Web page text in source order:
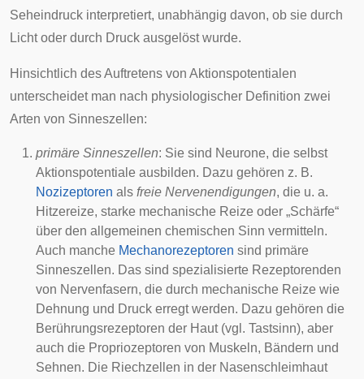
Seheindruck interpretiert, unabhängig davon, ob sie durch
Licht oder durch Druck ausgelöst wurde.
Hinsichtlich des Auftretens von Aktionspotentialen
unterscheidet man nach physiologischer Definition zwei
Arten von Sinneszellen:
primäre Sinneszellen: Sie sind Neurone, die selbst
Aktionspotentiale ausbilden. Dazu gehören z. B.
Nozizeptoren als freie Nervenendigungen, die u. a.
Hitzereize, starke mechanische Reize oder „Schärfe“
über den allgemeinen chemischen Sinn vermitteln.
Auch manche Mechanorezeptoren sind primäre
Sinneszellen. Das sind spezialisierte Rezeptorenden
von Nervenfasern, die durch mechanische Reize wie
Dehnung und Druck erregt werden. Dazu gehören die
Berührungsrezeptoren der Haut(vgl. Tastsinn), aber
auch die Propriozeptoren von Muskeln, Bändern und
Sehnen. Die Riechzellen in der Nasenschleimhaut